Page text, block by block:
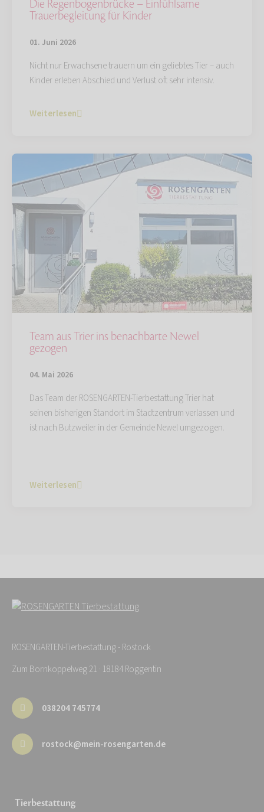
Die Regenbogenbrücke – Einfühlsame
Trauerbegleitung für Kinder
01. Juni 2026
Nicht nur Erwachsene trauern um ein geliebtes Tier – auch
Kinder erleben Abschied und Verlust oft sehr intensiv.
Weiterlesen
Team aus Trier ins benachbarte Newel
gezogen
04. Mai 2026
Das Team der ROSENGARTEN-Tierbestattung Trier hat
seinen bisherigen Standort im Stadtzentrum verlassen und
ist nach Butzweiler in der Gemeinde Newel umgezogen.
Weiterlesen
ROSENGARTEN-Tierbestattung - Rostock
Zum Bornkoppelweg 21 · 18184 Roggentin
038204 745774
rostock@mein-rosengarten.de
Tierbestattung